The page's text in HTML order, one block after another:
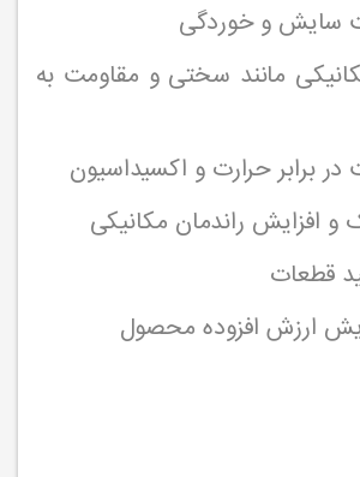
سایش و خوردگی
مانند سختی و مقاومت به
برابر حرارت و اکسیداسیون
افزایش راندمان مکانیکی
قطعات
ارزش افزوده محصول